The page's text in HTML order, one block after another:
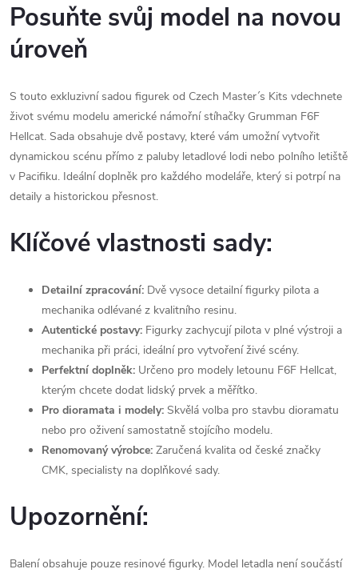
Posuňte svůj model na novou
úroveň
S touto exkluzivní sadou figurek od Czech Master´s Kits vdechnete
život svému modelu americké námořní stíhačky Grumman F6F
Hellcat. Sada obsahuje dvě postavy, které vám umožní vytvořit
dynamickou scénu přímo z paluby letadlové lodi nebo polního letiště
v Pacifiku. Ideální doplněk pro každého modeláře, který si potrpí na
detaily a historickou přesnost.
Klíčové vlastnosti sady:
Detailní zpracování: Dvě vysoce detailní figurky pilota a
mechanika odlévané z kvalitního resinu.
Autentické postavy: Figurky zachycují pilota v plné výstroji a
mechanika při práci, ideální pro vytvoření živé scény.
Perfektní doplněk: Určeno pro modely letounu F6F Hellcat,
kterým chcete dodat lidský prvek a měřítko.
Pro dioramata i modely: Skvělá volba pro stavbu dioramatu
nebo pro oživení samostatně stojícího modelu.
Renomovaný výrobce: Zaručená kvalita od české značky
CMK, specialisty na doplňkové sady.
Upozornění:
Balení obsahuje pouze resinové figurky. Model letadla není součástí